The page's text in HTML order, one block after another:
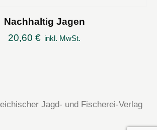
Nachhaltig Jagen
20,60 € inkl. MwSt.
Jagd- und Fischerei-Verlag